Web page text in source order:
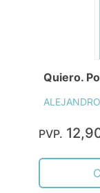
Quiero.
PVP.